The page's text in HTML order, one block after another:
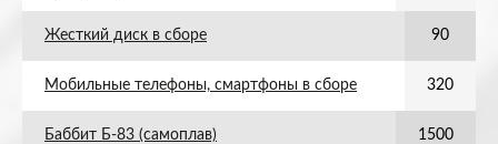
Жесткий диск в сборе 90
Мобильные телефоны, смартфоны в сборе 320
Баббит Б-83 (самоплав) 1500